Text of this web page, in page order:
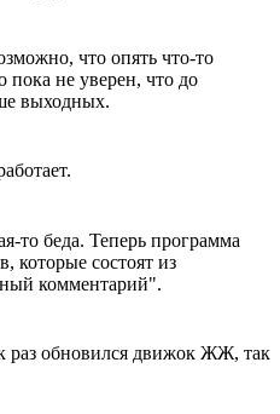
что опять что-то
пока не уверен, что до
выходных.
то беда. Теперь программа
которые состоят из
комментарий".
раз обновился движок ЖЖ, так